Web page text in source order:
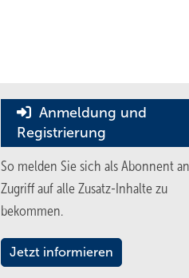
Anmeldung und
Registrierung
So melden Sie sich als Abonnent
Zugriff auf alle Zusatz-Inhalte zu
bekommen.
Jetzt informieren